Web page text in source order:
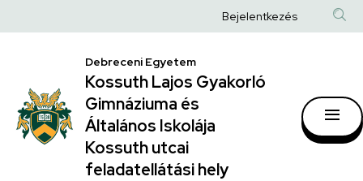
|
Kossuth
Lajos
Gyakorló
Gimnáziuma
a
Anonim
fiók
Bejelentkezés
Debreceni Egyetem
Kossuth Lajos Gyakorló
Gimnáziuma és
Általános Iskolája
Kossuth utcai
feladatellátási hely